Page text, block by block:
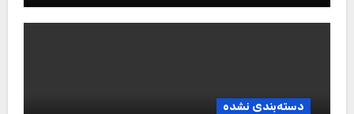
دسته‌بندی نشده